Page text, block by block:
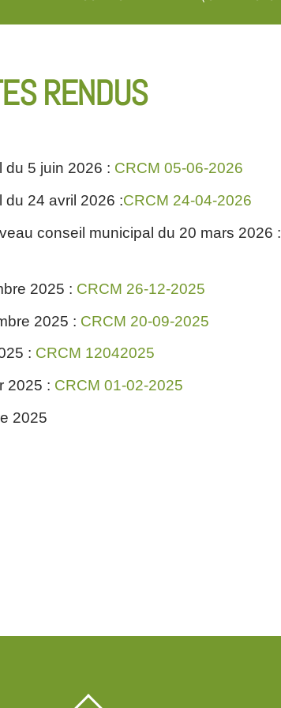
RENDUS
du 5 juin 2026 : CRCM 05-06-2026
24 avril 2026 :CRCM 24-04-2026
conseil municipal du 20 mars 2026 :
2025 : CRCM 26-12-2025
2025 : CRCM 20-09-2025
: CRCM 12042025
2025 : CRCM 01-02-2025
2025